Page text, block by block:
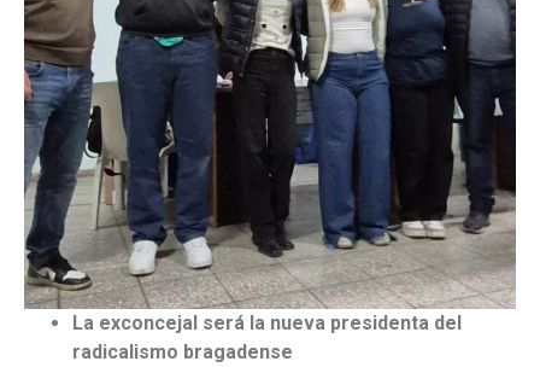
La exconcejal será la nueva presidenta del
radicalismo bragadense